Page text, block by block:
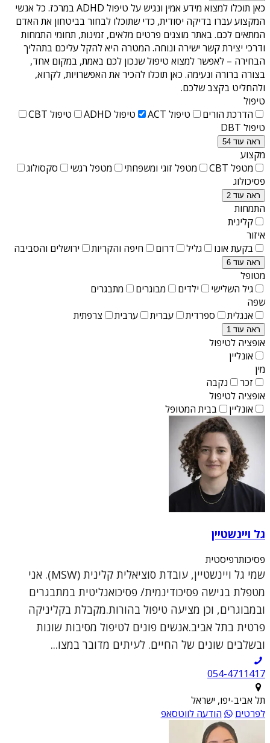
כאן תוכלו למצוא מידע אמין ונגיש על טיפול ADHD במרכז
. כל אנשי
המקצוע עברו בדיקה יסודית, כדי שתוכלו לבחור בביטחון את האדם
המתאים לכם. באתר מוצגים פרטים מלאים, זמינות, תחומי התמחות
ודרכי יצירת קשר ישירה ונוחה. המטרה היא להקל עליכם בתהליך
הבחירה – לאפשר למצוא טיפול שנכון לכם באמת, במקום אחד,
בצורה ברורה ונעימה. כאן תוכלו להכיר את האפשרויות, לקרוא,
ולהחליט בקצב שלכם.
טיפול
הדרכת הורים
טיפול ACT טיפול ADHD
טיפול CBT
טיפול DBT
ראה עוד 54
מקצוע
מטפל CBT
מטפל זוגי ומשפחתי מטפל רגשי
סקסולוג
פסיכולוג
ראה עוד 2
התמחות
קלינית
איזור
בקעת אונו
גליל דרום חיפה והקריות ירושלים והסביבה
ראה עוד 6
מטופל
גיל השלישי
ילדים מבוגרים
מתבגרים
שפה
אנגלית
ספרדית עברית ערבית צרפתית
ראה עוד 1
אופציה לטיפול
אונליין
מין
זכר
נקבה
אופציה לטיפול
אונליין
בבית המטופל
גל ויינשטיין
פסיכותרפיסטית
שמי גל ויינשטיין, עובדת סוציאלית קלינית (MSW). אני
מטפלת בגישה פסיכודינמית/ פסיכואנליטית במתבגרים
ובמבוגרים, וכן מציעה טיפול בהורות.מקבלת בקליניקה
פרטית בתל אביב.אנשים פונים לטיפול מסיבות שונות
ובשלבים שונים של החיים. לעיתים מדובר במצו...
054-4711417
תל אביב-יפו, ישראל
לפרטים
הודעה לווטסאפ